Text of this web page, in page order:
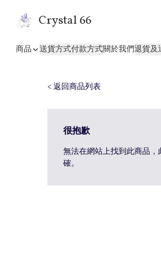
Crystal 66
商品 送貨方式付款方式關於我們退貨及
< 返回商品列表
很抱歉
無法在網站上找到此商品
確。